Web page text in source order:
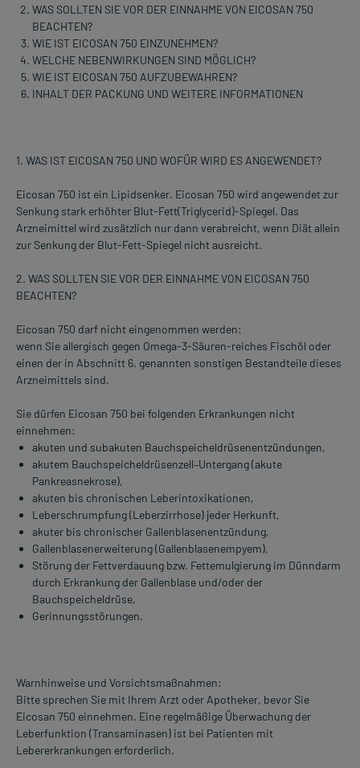
WAS SOLLTEN SIE VOR DER EINNAHME VON EICOSAN 750
BEACHTEN?
WIE IST EICOSAN 750 EINZUNEHMEN?
WELCHE NEBENWIRKUNGEN SIND MÖGLICH?
WIE IST EICOSAN 750 AUFZUBEWAHREN?
INHALT DER PACKUNG UND WEITERE INFORMATIONEN
1. WAS IST EICOSAN 750 UND WOFÜR WIRD ES ANGEWENDET?
Eicosan 750 ist ein Lipidsenker. Eicosan 750 wird angewendet zur
Senkung stark erhöhter Blut-Fett(Triglycerid)-Spiegel. Das
Arzneimittel wird zusätzlich nur dann verabreicht, wenn Diät allein
zur Senkung der Blut-Fett-Spiegel nicht ausreicht.
2. WAS SOLLTEN SIE VOR DER EINNAHME VON EICOSAN 750
BEACHTEN?
Eicosan 750 darf nicht eingenommen werden:
wenn Sie allergisch gegen Omega-3-Säuren-reiches Fischöl oder
einen der in Abschnitt 6. genannten sonstigen Bestandteile dieses
Arzneimittels sind.
Sie dürfen Eicosan 750 bei folgenden Erkrankungen nicht
einnehmen:
akuten und subakuten Bauchspeicheldrüsenentzündungen,
akutem Bauchspeicheldrüsenzell–Untergang (akute
Pankreasnekrose),
akuten bis chronischen Leberintoxikationen,
Leberschrumpfung (Leberzirrhose) jeder Herkunft,
akuter bis chronischer Gallenblasenentzündung,
Gallenblasenerweiterung (Gallenblasenempyem),
Störung der Fettverdauung bzw. Fettemulgierung im Dünndarm
durch Erkrankung der Gallenblase und/oder der
Bauchspeicheldrüse,
Gerinnungsstörungen.
Warnhinweise und Vorsichtsmaßnahmen:
Bitte sprechen Sie mit Ihrem Arzt oder Apotheker, bevor Sie
Eicosan 750 einnehmen. Eine regelmäßige Überwachung der
Leberfunktion (Transaminasen) ist bei Patienten mit
Lebererkrankungen erforderlich.